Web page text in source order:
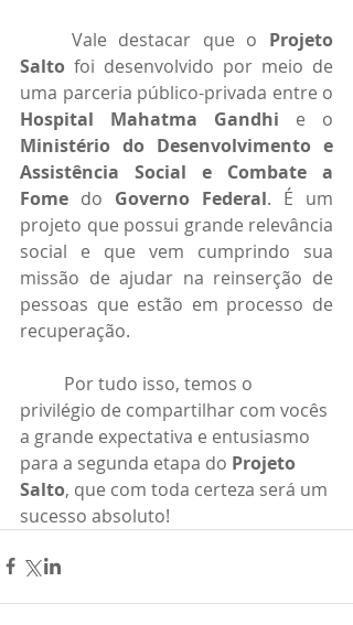
	Vale destacar que o
Projeto
Salto foi desenvolvido por meio de
Hospital Mahatma Gandhi
Ministério do Desenvolvimento e
Assistência Social e Combate a
Fome do Governo Federal. É um
projeto que possui grande relevância
social e que vem cumprindo sua
missão de ajudar na reinserção de
pessoas que estão em processo de
recuperação.
privilégio de compartilhar com vocês
a grande expectativa e entusiasmo
para a segunda etapa do Projeto
Salto, que com toda certeza será um
sucesso absoluto!